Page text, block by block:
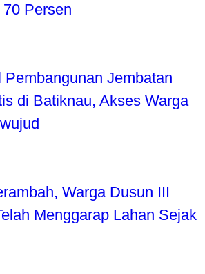
Persen
Jembatan
di Batiknau, Akses Warga
Warga Dusun III
Menggarap Lahan Sejak